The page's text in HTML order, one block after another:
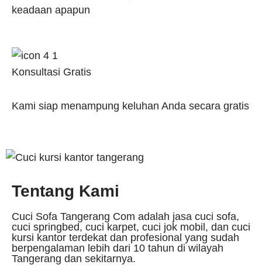
keadaan apapun
Konsultasi Gratis
Kami siap menampung keluhan Anda secara gratis
Tentang Kami
Cuci Sofa Tangerang Com adalah jasa cuci sofa,
cuci springbed, cuci karpet, cuci jok mobil, dan cuci
kursi kantor terdekat dan profesional yang sudah
berpengalaman lebih dari 10 tahun di wilayah
Tangerang dan sekitarnya.